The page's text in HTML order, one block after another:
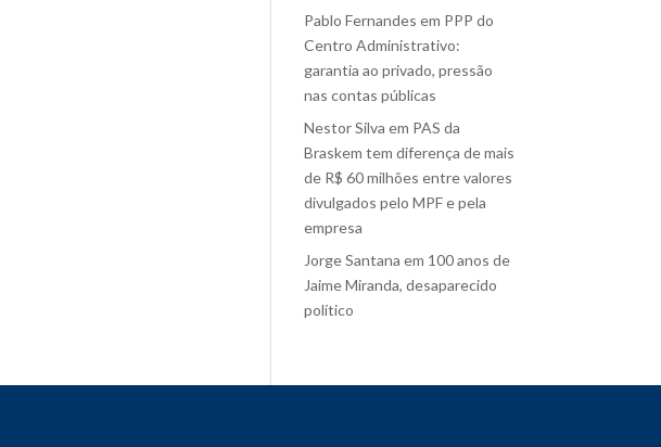
Pablo Fernandes em PPP do
Centro Administrativo:
garantia ao privado, pressão
nas contas públicas
Nestor Silva em PAS da
Braskem tem diferença de mais
de R$ 60 milhões entre valores
divulgados pelo MPF e pela
empresa
Jorge Santana em 100 anos de
Jaime Miranda, desaparecido
político